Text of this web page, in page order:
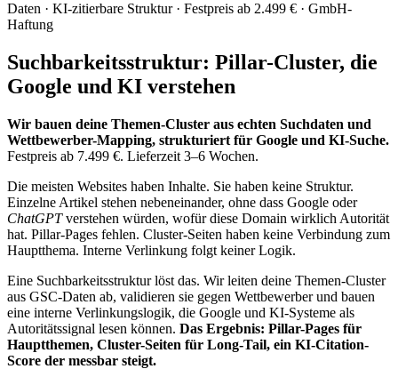
Daten · KI-zitierbare Struktur · Festpreis ab 2.499 € · GmbH-
Haftung
Suchbarkeitsstruktur: Pillar-Cluster, die
Google und KI verstehen
Wir bauen deine Themen-Cluster aus echten Suchdaten und
Wettbewerber-Mapping, strukturiert für Google und KI-Suche.
Festpreis ab 7.499 €. Lieferzeit 3–6 Wochen.
Die meisten Websites haben Inhalte. Sie haben keine Struktur.
Einzelne Artikel stehen nebeneinander, ohne dass Google oder
ChatGPTverstehen würden, wofür diese Domain wirklich Autorität
hat. Pillar-Pages fehlen. Cluster-Seiten haben keine Verbindung zum
Hauptthema. Interne Verlinkung folgt keiner Logik.
Eine Suchbarkeitsstruktur löst das. Wir leiten deine Themen-Cluster
aus GSC-Daten ab, validieren sie gegen Wettbewerber und bauen
eine interne Verlinkungslogik, die Google und KI-Systeme als
Autoritätssignal lesen können. Das Ergebnis: Pillar-Pages für
Hauptthemen, Cluster-Seiten für Long-Tail, ein KI-Citation-
Score der messbar steigt.